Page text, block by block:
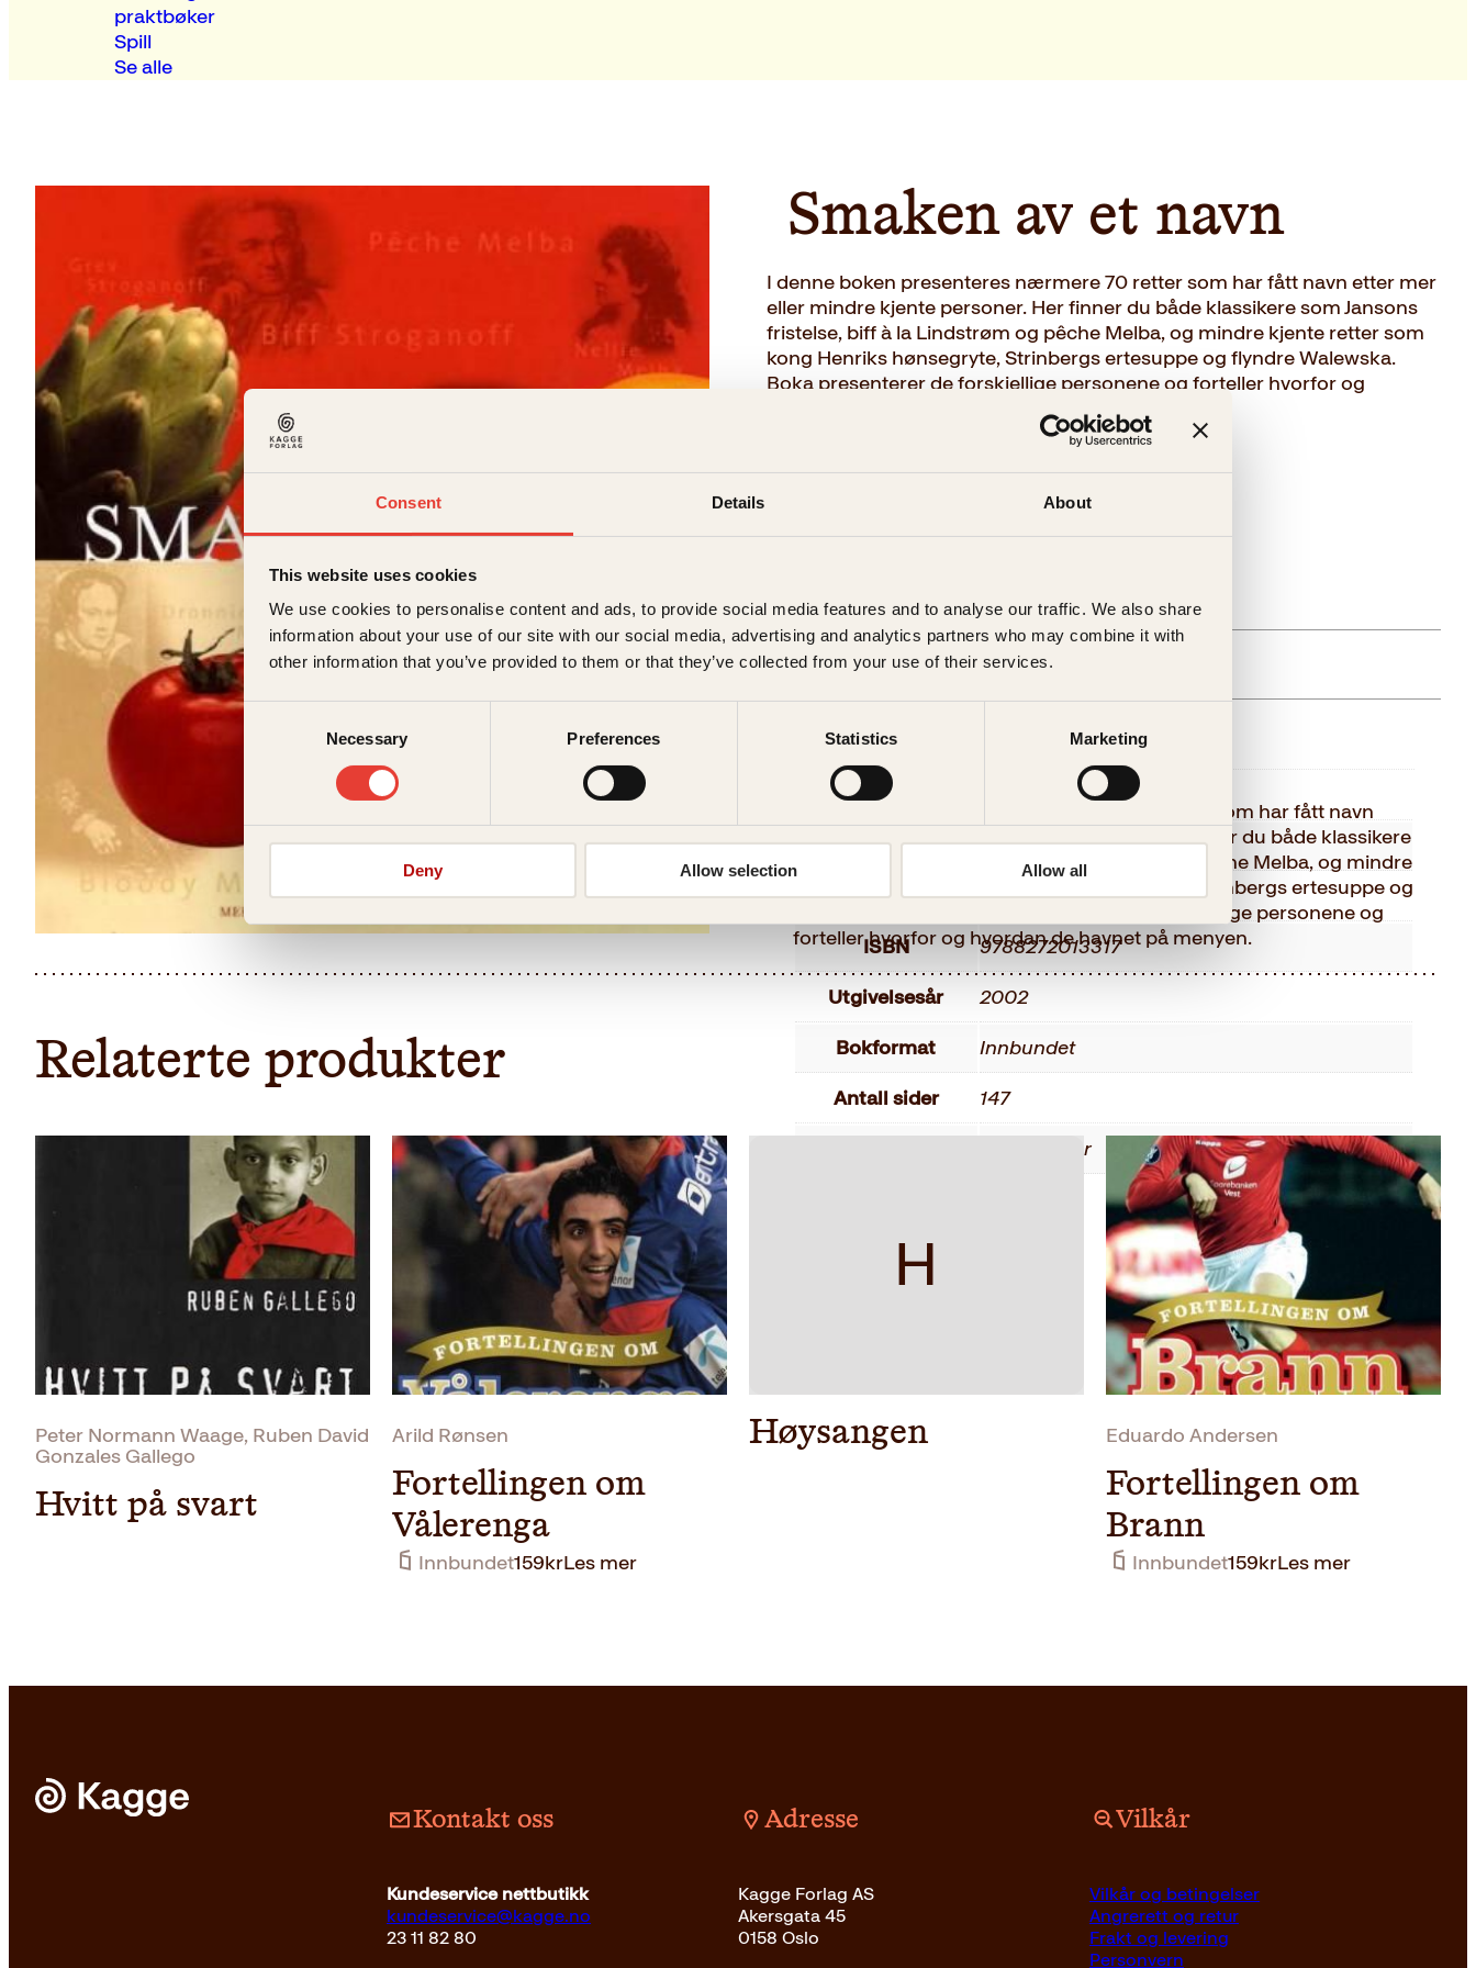
Consent Details About
This website uses cookies
We use cookies to personalise content and ads, to provide social media features and to analyse our traffic. We also share
information about your use of our site with our social media, advertising and analytics partners who may combine it with
other information that you’ve provided to them or that they’ve collected from your use of their services.
Consent
Necessary Preferences Statistics Marketing
Deny Allow selection Allow all
praktbøker
Spill
Se alle
Last ned forside
Smaken av et navn
I denne boken presenteres nærmere 70 retter som har fått navn etter mer
eller mindre kjente personer. Her finner du både klassikere som Jansons
fristelse, biff à la Lindstrøm og pêche Melba, og mindre kjente retter som
kong Henriks hønsegryte, Strinbergs ertesuppe og flyndre Walewska.
Boka presenterer de forskjellige personene og forteller hvorfor og
hvordan de havnet på menyen.
Ikke på lagerIkke tilgjengelig (årsak uspesifisert)
Beskrivelse
Beskrivelse
I denne boken presenteres nærmere 70 retter som har fått navn
etter mer eller mindre kjente personer. Her finner du både klassikere
som Jansons fristelse, biff à la Lindstrøm og pêche Melba, og mindre
kjente retter som kong Henriks hønsegryte, Strinbergs ertesuppe og
flyndre Walewska. Boka presenterer de forskjellige personene og
forteller hvorfor og hvordan de havnet på menyen.
Forlag Kagge Forlag AS,
Målgruppe Voksen
Språk nob
ISBN 9788272013317
Utgivelsesår 2002
Bokformat Innbundet
Antall sider 147
Faglitteratur
Relaterte produkter
Peter Normann Waage, Ruben David
Gonzales Gallego
Hvitt på svart
Arild Rønsen
Fortellingen om
Vålerenga
Innbundet159krLes mer
H
Høysangen Eduardo Andersen
Fortellingen om
Brann
Innbundet159krLes mer
Kontakt oss
Kundeservice nettbutikk
kundeservice@kagge.no
23 11 82 80
Adresse
Kagge Forlag AS
Akersgata 45
0158 Oslo
Vilkår
Vilkår og betingelser
Angrerett og retur
Frakt og levering
Personvern